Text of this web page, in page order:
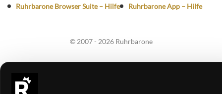
Ruhrbarone Browser Suite – Hilfe
Ruhrbarone App – Hilfe
© 2007 - 2026 Ruhrbarone